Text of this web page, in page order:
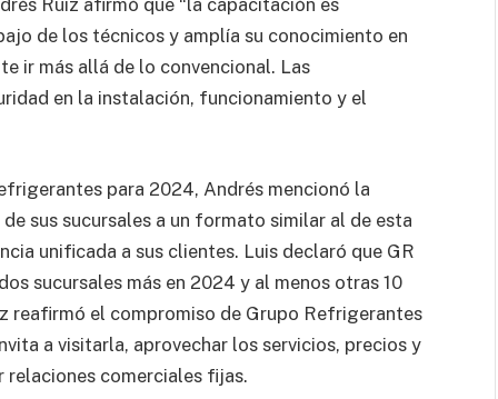
Ruiz afirmó que “la capacitación es
de los técnicos y amplía su conocimiento en
ir más allá de lo convencional. Las
en la instalación, funcionamiento y el
para 2024, Andrés mencionó la
sus sucursales a un formato similar al de esta
unificada a sus clientes. Luis declaró que GR
sucursales más en 2024 y al menos otras 10
reafirmó el compromiso de Grupo Refrigerantes
a visitarla, aprovechar los servicios, precios y
comerciales fijas.